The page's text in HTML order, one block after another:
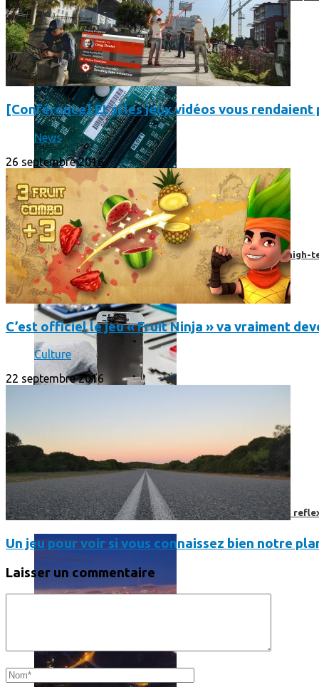
Prendre une extension de garantie pour vos appareils high-
Faut-il encore emmener son bon vieux appareil photo «
[Conférence] Et si les jeux vidéos vous
News
26 septembre 2016
C’est officiel le jeu « Fruit Ninja » va vraiment
Culture
22 septembre 2016
Un jeu pour voir si vous connaissez bien notre
Laisser un commentaire